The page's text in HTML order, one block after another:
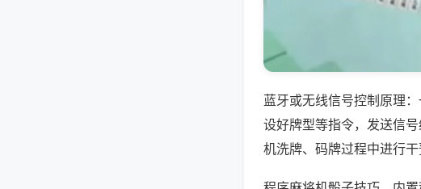
蓝牙或无线信号控制原理
设好牌型等指令，发送信
机洗牌、码牌过程中进行干